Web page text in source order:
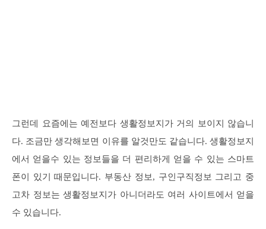
그런데 요즘에는 예전보다 생활정보지가 거의 보이지 않습니
다. 조금만 생각해보면 이유를 알것만도 같습니다. 생활정보지
에서 얻을수 있는 정보들을 더 편리하게 얻을 수 있는 스마트
폰이 있기 때문입니다. 부동산 정보, 구인구직정보 그리고 중
고차 정보는 생활정보지가 아니더라도 여러 사이트에서 얻을
수 있습니다.